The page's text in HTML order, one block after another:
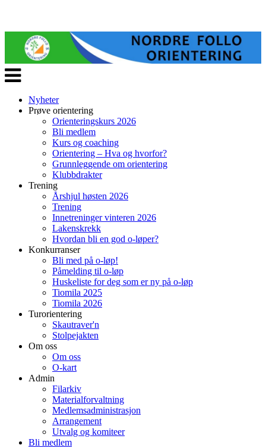
Veksle
navigasjon
Nyheter
Prøve orientering
Orienteringskurs 2026
Bli medlem
Kurs og coaching
Orientering – Hva og hvorfor?
Grunnleggende om orientering
Klubbdrakter
Trening
Årshjul høsten 2026
Trening
Innetreninger vinteren 2026
Lakenskrekk
Hvordan bli en god o-løper?
Konkurranser
Bli med på o-løp!
Påmelding til o-løp
Huskeliste for deg som er ny på o-løp
Tiomila 2025
Tiomila 2026
Turorientering
Skautraver'n
Stolpejakten
Om oss
Om oss
O-kart
Admin
Filarkiv
Materialforvaltning
Medlemsadministrasjon
Arrangement
Utvalg og komiteer
Bli medlem